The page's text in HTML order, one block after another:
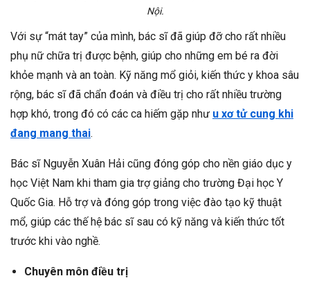
Nội.
Với sự “mát tay” của mình, bác sĩ đã giúp đỡ cho rất nhiều
phụ nữ chữa trị được bệnh, giúp cho những em bé ra đời
khỏe mạnh và an toàn. Kỹ năng mổ giỏi, kiến thức y khoa sâu
rộng, bác sĩ đã chẩn đoán và điều trị cho rất nhiều trường
hợp khó, trong đó có các ca hiếm gặp như u xơ tử cung khi
đang mang thai.
Bác sĩ Nguyễn Xuân Hải cũng đóng góp cho nền giáo dục y
học Việt Nam khi tham gia trợ giảng cho trường Đại học Y
Quốc Gia. Hỗ trợ và đóng góp trong việc đào tạo kỹ thuật
mổ, giúp các thế hệ bác sĩ sau có kỹ năng và kiến thức tốt
trước khi vào nghề.
Chuyên môn điều trị